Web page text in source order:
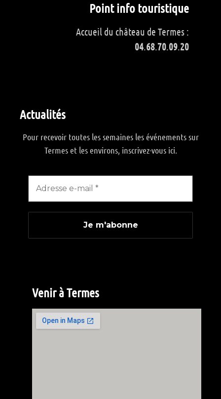
Point info touristique
Accueil du château de Termes :
04.68.70.09.20
Actualités
Pour recevoir toutes les semaines les événements sur
Termes et les environs, inscrivez-vous ici.
Venir à Termes